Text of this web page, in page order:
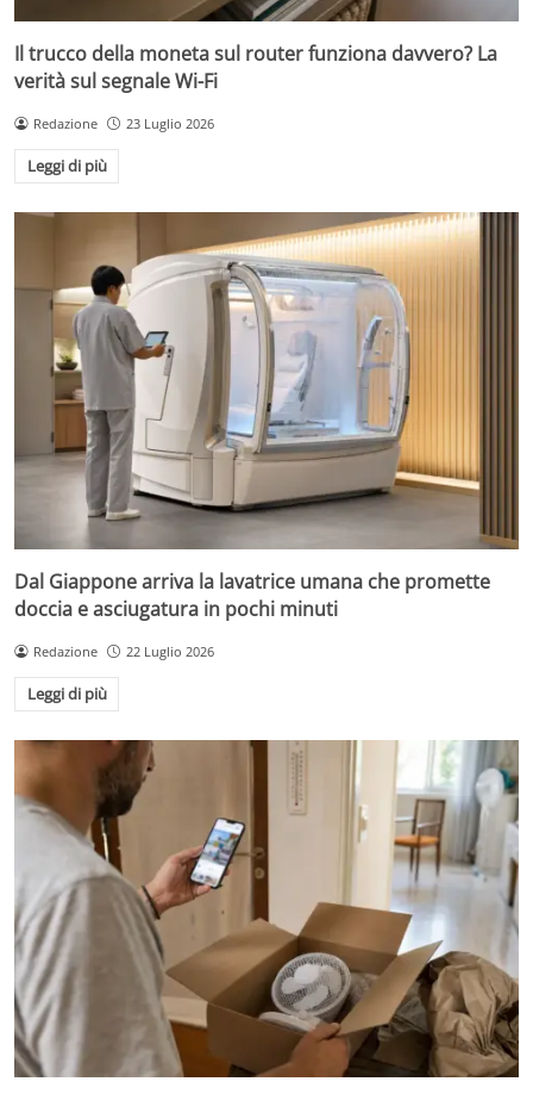
Il trucco della moneta sul router funziona davvero? La
verità sul segnale Wi-Fi
Redazione 23 Luglio 2026
Leggi di più
Dal Giappone arriva la lavatrice umana che promette
doccia e asciugatura in pochi minuti
Redazione 22 Luglio 2026
Leggi di più